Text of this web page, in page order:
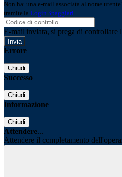
Non hai una e-mail associata al nome
tramite la Login Spaggiari
E-mail inviata, si prega di controllare
Errore
Chiudi
Successo
Chiudi
Informazione
Chiudi
Attendere...
Attendere il completamento